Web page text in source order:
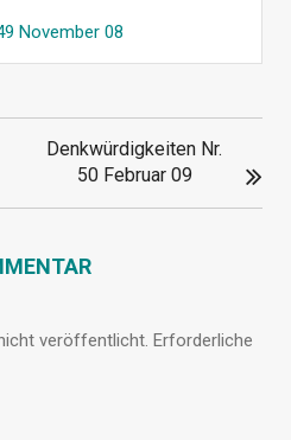
November 08
Denkwürdigkeiten Nr.
50 Februar 09
veröffentlicht. Erforderliche